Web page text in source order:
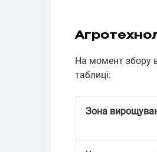
На момент збору
таблиці:
Зона